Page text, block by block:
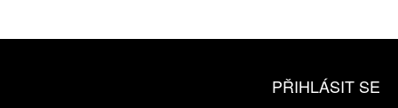
PŘIHLÁSIT SE